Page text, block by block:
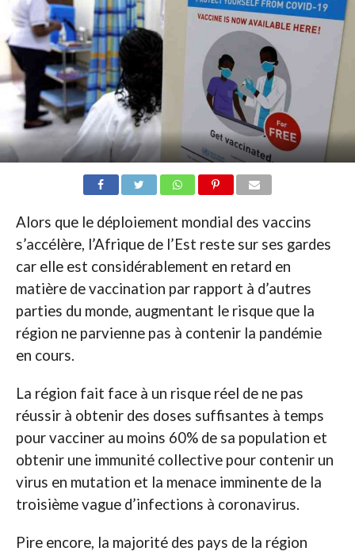
Alors que le déploiement mondial des vaccins
s’accélère, l’Afrique de l’Est reste sur ses gardes
car elle est considérablement en retard en
matière de vaccination par rapport à d’autres
parties du monde, augmentant le risque que la
région ne parvienne pas à contenir la pandémie
en cours.
La région fait face à un risque réel de ne pas
réussir à obtenir des doses suffisantes à temps
pour vacciner au moins 60% de sa population et
obtenir une immunité collective pour contenir un
virus en mutation et la menace imminente de la
troisième vague d’infections à coronavirus.
Pire encore, la majorité des pays de la région